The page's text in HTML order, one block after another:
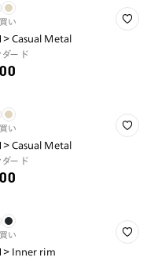
い
＞Casual Metal
ード
い
＞Casual Metal
ード
い
＞Inner rim